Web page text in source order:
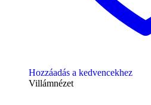
Hozzáadás a kedvencekhez
Villámnézet